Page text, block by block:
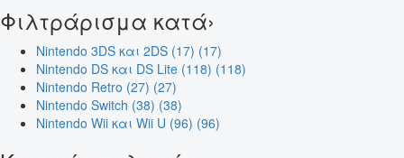
Φιλτράρισμα κατά›
Nintendo 3DS και 2DS (17) (17)
Nintendo DS και DS Lite (118) (118)
Nintendo Retro (27) (27)
Nintendo Switch (38) (38)
Nintendo Wii και Wii U (96) (96)